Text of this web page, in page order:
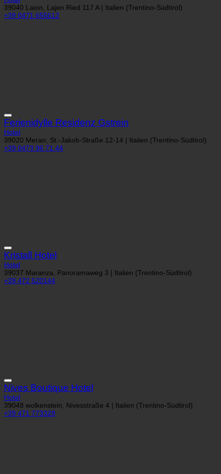
39040 Laion, Lajen Ried 117 A | Italien (Trentino-Südtirol)
+39 0471 655612
Ferienidylle Residenz Gstrein
Hotel
39020 Meran, St.-Jakob-Straße 12-14 | Italien (Trentino-Südtirol)
+39 0473 96 71 44
Kristall Hotel
Hotel
39037 Maranza, Panoramaweg 3 | Italien (Trentino-Südtirol)
+39 472 520144
Nives Boutique Hotel
Hotel
39048 wolkenstein, Nivesstraße 4 | Italien (Trentino-Südtirol)
+39 471 773329